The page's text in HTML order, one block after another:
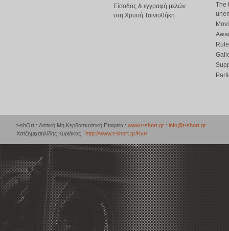
Είσοδος & εγγραφή μελών
στη Χρυσή Ταινιοθήκη
The
t-shOrt : Αστική Μη Κερδοσκοπική Εταιρεία : www.t-short.gr : info@t-short.gr
Χατζημιχαηλίδης Κυριάκος : http://www.t-short.gr/Kyr/